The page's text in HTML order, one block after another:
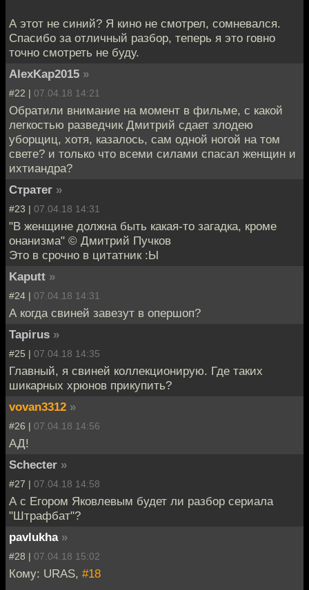
А этот не синий? Я кино не смотрел, сомневался.
Спасибо за отличный разбор, теперь я это говно
точно смотреть не буду.
AlexKap2015 »
#22 | 07.04.18 14:21
Обратили внимание на момент в фильме, с какой
легкостью разведчик Дмитрий сдает злодею
уборщиц, хотя, казалось, сам одной ногой на том
свете? и только что всеми силами спасал женщин и
ихтиандра?
Стратег »
#23 | 07.04.18 14:31
"В женщине должна быть какая-то загадка, кроме
онанизма" © Дмитрий Пучков
Это в срочно в цитатник :Ы
Kaputt »
#24 | 07.04.18 14:31
А когда свиней завезут в опершоп?
Tapirus »
#25 | 07.04.18 14:35
Главный, я свиней коллекционирую. Где таких
шикарных хрюнов прикупить?
vovan3312 »
#26 | 07.04.18 14:56
АД!
Schecter »
#27 | 07.04.18 14:58
А с Егором Яковлевым будет ли разбор сериала
"Штрафбат"?
pavlukha »
#28 | 07.04.18 15:02
Кому: URAS, #18